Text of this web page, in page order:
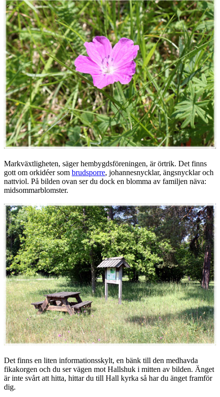
Markväxtligheten, säger hembygdsföreningen, är örtrik. Det finns
gott om orkidéer som brudsporre, johannesnycklar, ängsnycklar och
nattviol. På bilden ovan ser du dock en blomma av familjen näva:
midsommarblomster.
Det finns en liten informationsskylt, en bänk till den medhavda
fikakorgen och du ser vägen mot Hallshuk i mitten av bilden. Änget
är inte svårt att hitta, hittar du till Hall kyrka så har du änget framför
dig.